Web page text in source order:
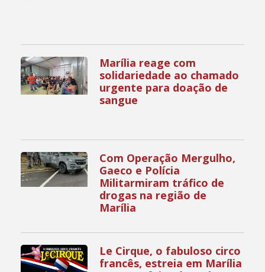
Marília reage com
solidariedade ao chamado
urgente para doação de
sangue
Com Operação Mergulho,
Gaeco e Polícia
Militarmiram tráfico de
drogas na região de
Marília
Le Cirque, o fabuloso circo
francês, estreia em Marília